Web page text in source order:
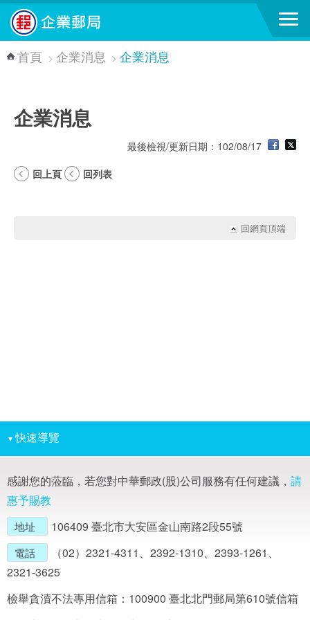
跳到主要內容區塊
首頁 > 企業消息 > 企業消息
企業消息
最後檢視/更新日期：102/08/17
回上頁
回列表
回網頁頂端
▼ 快速導覽
感謝您的蒞臨，若您對中華郵政(股)公司服務有任何建議， 請
惠予賜教
地址 106409 臺北市大安區金山南路2段55號
電話
（02）2321-4311、2392-1310、2393-1261、
2321-3625
檢舉貪瀆不法專用信箱：100900 臺北北門郵局第610號信箱